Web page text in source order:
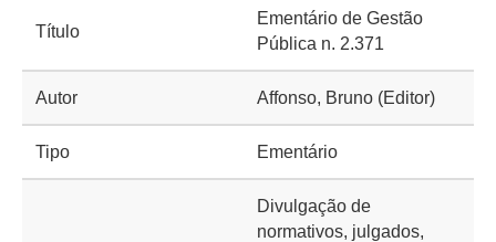
Título
Ementário de Gestão
Pública n. 2.371
Autor Affonso, Bruno (Editor)
Tipo Ementário
Divulgação de
normativos, julgados,